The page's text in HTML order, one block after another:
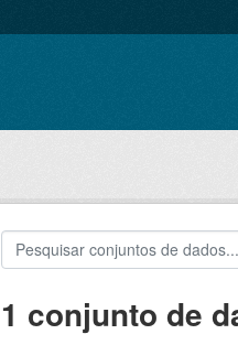
1 conjunto de